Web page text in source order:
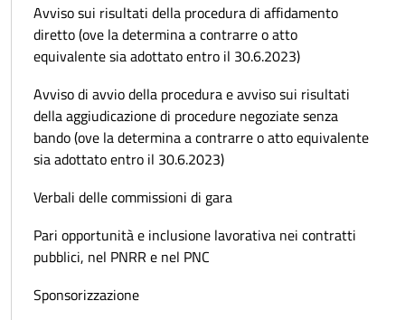
Avviso sui risultati della procedura di affidamento
diretto (ove la determina a contrarre o atto
equivalente sia adottato entro il 30.6.2023)
Avviso di avvio della procedura e avviso sui risultati
della aggiudicazione di procedure negoziate senza
bando (ove la determina a contrarre o atto equivalente
sia adottato entro il 30.6.2023)
Verbali delle commissioni di gara
Pari opportunità e inclusione lavorativa nei contratti
pubblici, nel PNRR e nel PNC
Sponsorizzazione